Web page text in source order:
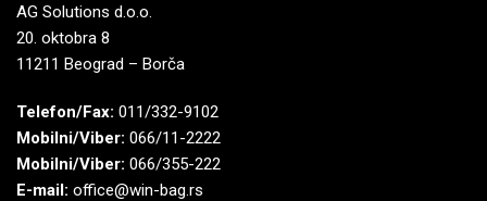
AG Solutions d.o.o.
20. oktobra 8
11211 Beograd – Borča
Telefon/Fax: 011/332-9102
Mobilni/Viber: 066/11-2222
Mobilni/Viber: 066/355-222
E-mail: office@win-bag.rs